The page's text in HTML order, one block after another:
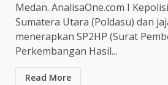
Medan. AnalisaOne.com I
Sumatera Utara (Poldasu) dan
menerapkan SP2HP (Surat
Perkembangan Hasil...
Read More